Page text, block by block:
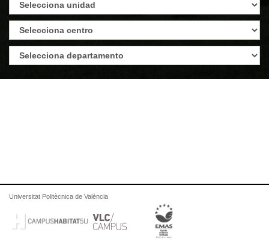
Universitat Politècnica de València